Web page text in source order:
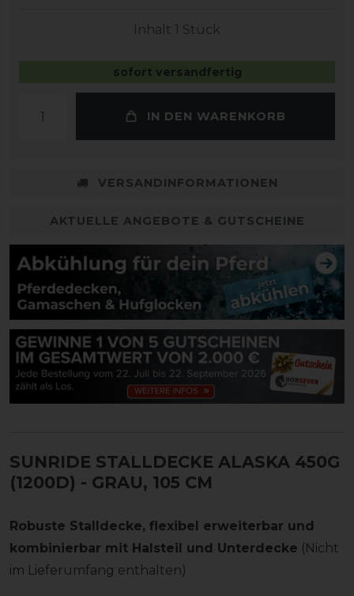
Inhalt 1 Stück
sofort versandfertig
IN DEN WARENKORB
VERSANDINFORMATIONEN
AKTUELLE ANGEBOTE & GUTSCHEINE
SUNRIDE STALLDECKE ALASKA 450G
(1200D) - GRAU, 105 CM
Robuste Stalldecke, flexibel erweiterbar und
kombinierbar mit Halsteil und Unterdecke (Nicht
im Lieferumfang enthalten)